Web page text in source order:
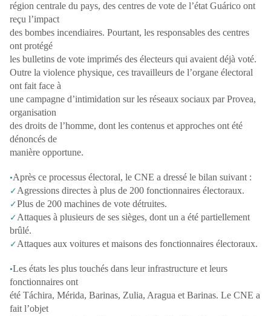
région centrale du pays, des centres de vote de l’état Guárico ont
reçu l’impact
des bombes incendiaires. Pourtant, les responsables des centres
ont protégé
les bulletins de vote imprimés des électeurs qui avaient déjà voté.
Outre la violence physique, ces travailleurs de l’organe électoral
ont fait face à
une campagne d’intimidation sur les réseaux sociaux par Provea,
organisation
des droits de l’homme, dont les contenus et approches ont été
dénoncés de
manière opportune.
•Après ce processus électoral, le CNE a dressé le bilan suivant :
✓ Agressions directes à plus de 200 fonctionnaires électoraux.
✓Plus de 200 machines de vote détruites.
✓ Attaques à plusieurs de ses sièges, dont un a été partiellement
brûlé.
✓ Attaques aux voitures et maisons des fonctionnaires électoraux.
•Les états les plus touchés dans leur infrastructure et leurs
fonctionnaires ont
été Táchira, Mérida, Barinas, Zulia, Aragua et Barinas. Le CNE a
fait l’objet